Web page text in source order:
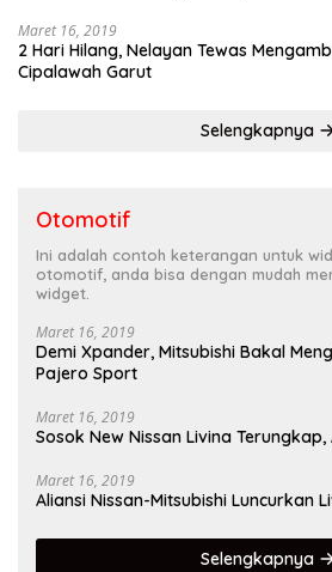
Maret 16, 2019
2 Hari Hilang, Nelayan Tewas
Cipalawah Garut
Selengkapnya
Otomotif
Ini adalah contoh keterangan untuk
otomotif, anda bisa dengan mudah
widget.
Maret 16, 2019
Demi Xpander, Mitsubishi Bakal
Pajero Sport
Maret 16, 2019
Sosok New Nissan Livina Terungkap,
Maret 16, 2019
Aliansi Nissan-Mitsubishi Luncurkan
Selengkapnya